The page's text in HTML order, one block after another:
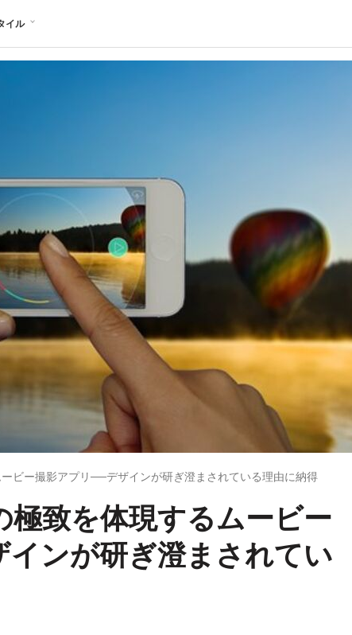
イル
ービー撮影アプリ──デザインが研ぎ澄まされている理由に納得
極致を体現するムービー
ンが研ぎ澄まされてい